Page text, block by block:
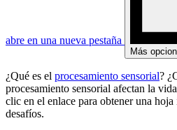
abre en una nueva pestaña
Más
¿Qué es el procesamiento sensorial?
procesamiento sensorial afectan la
clic en el enlace para obtener una
desafíos.